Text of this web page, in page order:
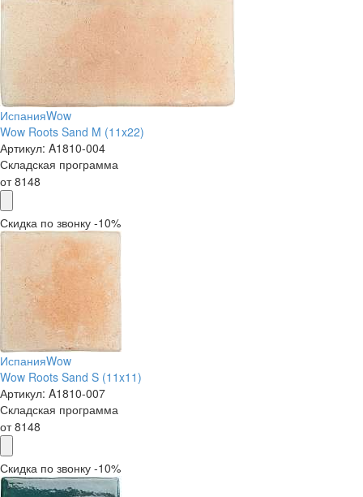
ИспанияWow
Wow Roots Sand M (11x22)
Артикул: A1810-004
Складская программа
от8148
Скидка по звонку -10%
ИспанияWow
Wow Roots Sand S (11x11)
Артикул: A1810-007
Складская программа
от8148
Скидка по звонку -10%